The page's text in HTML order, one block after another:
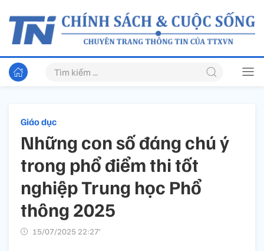
Giáo dục
Những con số đáng chú ý
trong phổ điểm thi tốt
nghiệp Trung học Phổ
thông 2025
15/07/2025 22:27’